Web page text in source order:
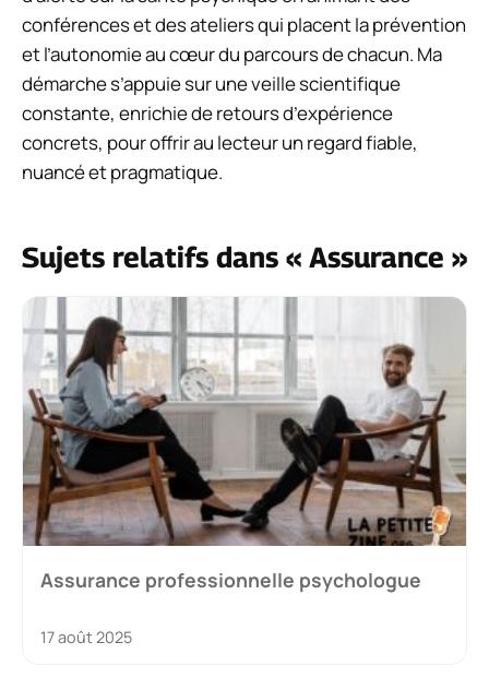
conférences et des ateliers qui placent la prévention
et l’autonomie au cœur du parcours de chacun. Ma
démarche s’appuie sur une veille scientifique
constante, enrichie de retours d’expérience
concrets, pour offrir au lecteur un regard fiable,
nuancé et pragmatique.
Sujets relatifs dans « Assurance »
Assurance professionnelle psychologue
17 août 2025